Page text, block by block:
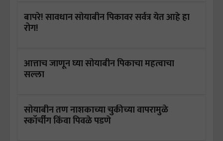
बापरे! सावधान सोयाबीन पिकावर सर्वत्र येत आहे हा
रोग!
आत्ताच जाणून घ्या सोयाबीन पिकाचा महत्वाचा
सल्ला
सोयाबीन तण नाशकाच्या चुकीच्या वापरामुळे
स्कॉर्चींग किंवा पिवळे पडणे